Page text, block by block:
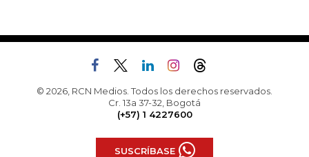
© 2026, RCN Medios. Todos los derechos reservados.
Cr. 13a 37-32, Bogotá
(+57) 1 4227600
SUSCRÍBASE